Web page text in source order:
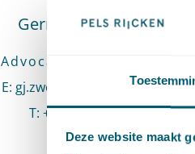
Deze website maakt
Gerrit-Jan Zwenne
Advocaat • Of Counsel
E: Stuur een e-mail naar Gerrit-
gj.zwenne@pelsrijcken.nl
T:Bel naar Gerrit-Jan
+31 70 515 3947